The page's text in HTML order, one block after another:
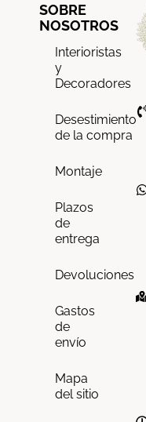
SOBRE
NOSOTROS
Interioristas
y
Decoradores
Desestimiento
de la compra
Montaje
Plazos
de
entrega
Devoluciones
Gastos
de
envío
Mapa
del sitio